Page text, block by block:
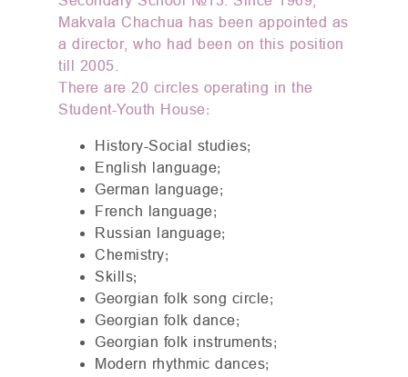
Makvala Chachua has been appointed as
a director, who had been on this position
till 2005.
There are 20 circles operating in the
Student-Youth House:
History-Social studies;
English language;
German language;
French language;
Russian language;
Chemistry;
Skills;
Georgian folk song circle;
Georgian folk dance;
Georgian folk instruments;
Modern rhythmic dances;